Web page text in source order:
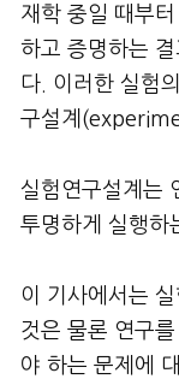
재학 중일 때부
하고 증명하는
다. 이러한 실험
구설계
실험연구설계는
투명하게 실행하
이 기사에서는
것은 물론 연구
야 하는 문제에